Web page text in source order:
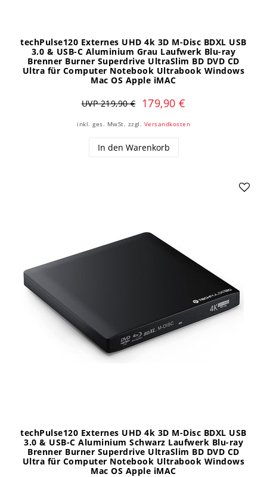
techPulse120 Externes UHD 4k 3D M-Disc BDXL USB
3.0 & USB-C Aluminium Grau Laufwerk Blu-ray
Brenner Burner Superdrive UltraSlim BD DVD CD
Ultra für Computer Notebook Ultrabook Windows
Mac OS Apple iMAC
UVP 219,90 € 179,90 €
inkl. ges. MwSt. zzgl. Versandkosten
In den Warenkorb
techPulse120 Externes UHD 4k 3D M-Disc BDXL USB
3.0 & USB-C Aluminium Schwarz Laufwerk Blu-ray
Brenner Burner Superdrive UltraSlim BD DVD CD
Ultra für Computer Notebook Ultrabook Windows
Mac OS Apple iMAC